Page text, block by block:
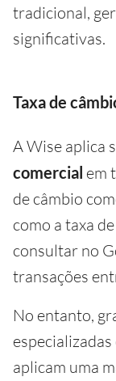
tradicional,
significativas.
Taxa de
A Wise aplica
comercial em
de câmbio
como a taxa
consultar no
transações
No entanto,
aplicam uma